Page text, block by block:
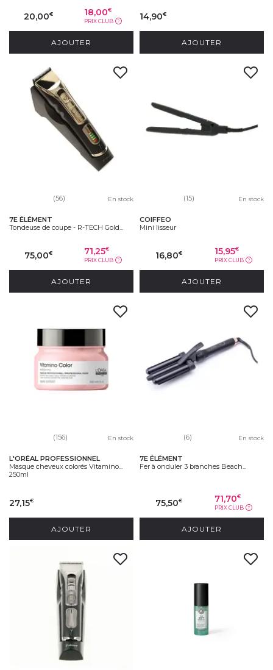
20,00€ 18,00€
PRIX CLUB ?
AJOUTER
14,90€
AJOUTER
(56) En stock
7E ÉLÉMENT
Tondeuse de coupe - R-TECH Gold...
75,00€ 71,25€
PRIX CLUB ?
AJOUTER
(15) En stock
COIFFEO
Mini lisseur
16,80€ 15,95€
PRIX CLUB ?
AJOUTER
(156) En stock
L'ORÉAL PROFESSIONNEL
Masque cheveux colorés Vitamino...
250ml
27,15€
AJOUTER
(6) En stock
7E ÉLÉMENT
Fer à onduler 3 branches Beach...
75,50€ 71,70€
PRIX CLUB ?
AJOUTER